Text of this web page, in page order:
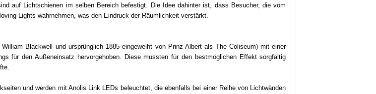
auf Lichtschienen im selben Bereich befestigt. Die Idee dahinter ist, dass Besucher, die vom
Lights wahrnehmen, was den Eindruck der Räumlichkeit verstärkt.
Blackwell und ursprünglich 1885 eingeweiht von Prinz Albert als The Coliseum) mit einer
für den Außeneinsatz hervorgehoben. Diese mussten für den bestmöglichen Effekt sorgfältig
und werden mit Anolis Link LEDs beleuchtet, die ebenfalls bei einer Reihe von Lichtwänden